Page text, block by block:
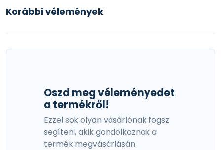
Korábbi vélemények
Oszd meg véleményedet
a termékről!
Ezzel sok olyan vásárlónak fogsz
segíteni, akik gondolkoznak a
termék megvásárlásán.